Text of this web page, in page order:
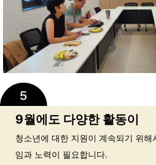
9월에도 다양한 활동이
청소년에 대한 지원이 계속되기 위해
임과 노력이 필요합니다.